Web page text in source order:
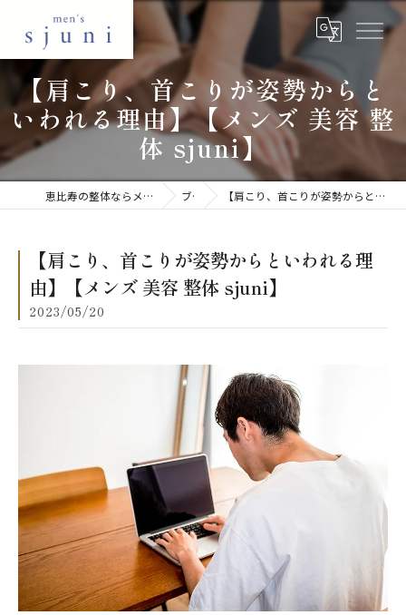
【肩こり、首こりが姿勢からと
いわれる理由】【メンズ 美容 整
体 sjuni】
恵比寿の整体ならメンズ美容整体 sjuni 恵比寿店 ブログ 【肩こり、首こりが姿勢からといわれる理由】【メンズ 美容 整体 sjuni】
【肩こり、首こりが姿勢からといわれる理
由】【メンズ 美容 整体 sjuni】
2023/05/20